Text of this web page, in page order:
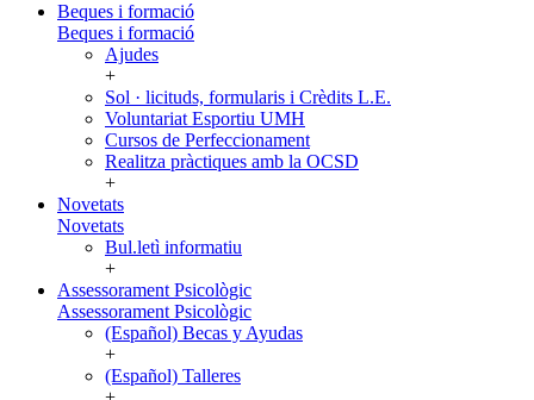
Beques i formació
Beques i formació
Ajudes
+
Sol · licituds, formularis i Crèdits L.E.
Voluntariat Esportiu UMH
Cursos de Perfeccionament
Realitza pràctiques amb la OCSD
+
Novetats
Novetats
Bul.letì informatiu
+
Assessorament Psicològic
Assessorament Psicològic
(Español) Becas y Ayudas
+
(Español) Talleres